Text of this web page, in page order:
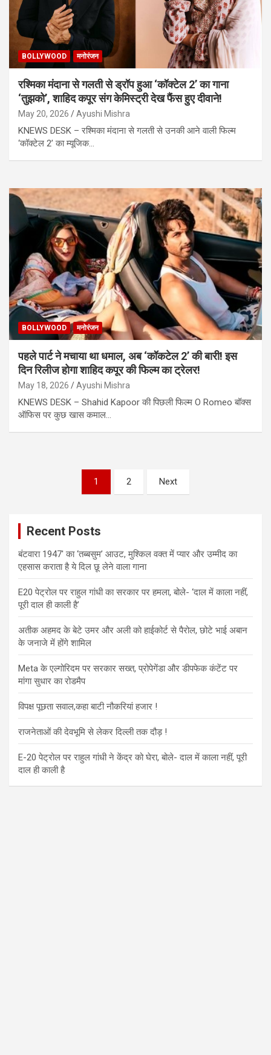
BOLLYWOOD मनोरंजन
रश्मिका मंदाना से गलती से ड्रॉप हुआ ‘कॉक्टेल 2’ का गाना
‘तुझको’, शाहिद कपूर संग केमिस्ट्री देख फैंस हुए दीवाने!
May 20, 2026 Ayushi Mishra
KNEWS DESK – रश्मिका मंदाना से गलती से उनकी आने वाली फिल्म
‘कॉक्टेल 2’ का म्यूजिक…
BOLLYWOOD मनोरंजन
पहले पार्ट ने मचाया था धमाल, अब ‘कॉकटेल 2’ की बारी! इस
दिन रिलीज होगा शाहिद कपूर की फिल्म का ट्रेलर!
May 18, 2026 Ayushi Mishra
KNEWS DESK – Shahid Kapoor की पिछली फिल्म O Romeo बॉक्स
ऑफिस पर कुछ खास कमाल…
1 2 Next
Recent Posts
बंटवारा 1947′ का ‘तब्बसुम’ आउट, मुश्किल वक्त में प्यार और उम्मीद का
एहसास कराता है ये दिल छू लेने वाला गाना
E20 पेट्रोल पर राहुल गांधी का सरकार पर हमला, बोले- ‘दाल में काला नहीं,
पूरी दाल ही काली है’
अतीक अहमद के बेटे उमर और अली को हाईकोर्ट से पैरोल, छोटे भाई अबान
के जनाजे में होंगे शामिल
Meta के एल्गोरिदम पर सरकार सख्त, प्रोपेगेंडा और डीपफेक कंटेंट पर
मांगा सुधार का रोडमैप
विपक्ष पूछता सवाल,कहा बाटी नौकरियां हजार !
राजनेताओं की देवभूमि से लेकर दिल्ली तक दौड़ !
E-20 पेट्रोल पर राहुल गांधी ने केंद्र को घेरा, बोले- दाल में काला नहीं, पूरी
दाल ही काली है